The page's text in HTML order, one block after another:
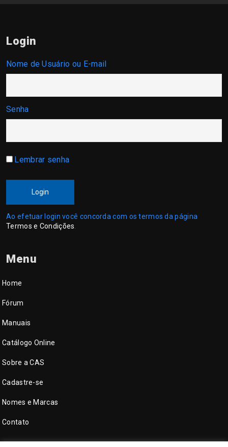
Login
Nome de Usuário ou E-mail
Senha
Lembrar senha
Login
Ao efetuar login você concorda com os termos da página
Termos e Condições
Menu
Home
Fórum
Manuais
Catálogo Online
Sobre a CAS
Cadastre-se
Nomes e Marcas
Contato